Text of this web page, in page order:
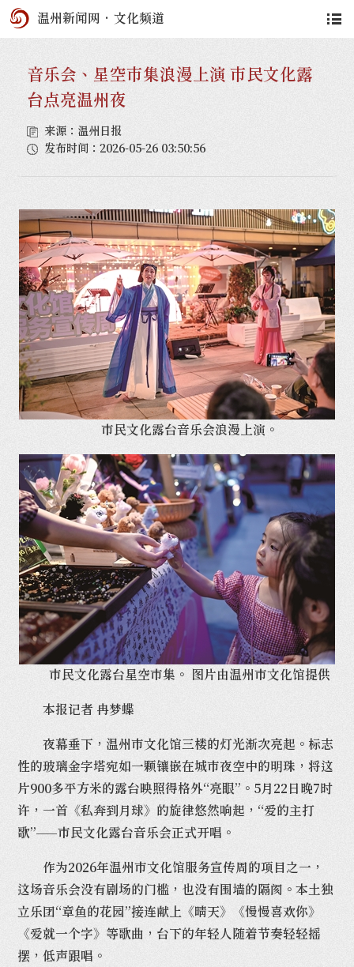
温州新闻网 · 文化频道
音乐会、星空市集浪漫上演 市民文化露
台点亮温州夜
来源：温州日报
发布时间：2026-05-26 03:50:56
市民文化露台音乐会浪漫上演。
市民文化露台星空市集。 图片由温州市文化馆提供
本报记者 冉梦蝶
夜幕垂下，温州市文化馆三楼的灯光渐次亮起。标志
性的玻璃金字塔宛如一颗镶嵌在城市夜空中的明珠，将这
片900多平方米的露台映照得格外“亮眼”。5月22日晚7时
许，一首《私奔到月球》的旋律悠然响起，“爱的主打
歌”——市民文化露台音乐会正式开唱。
作为2026年温州市文化馆服务宣传周的项目之一，
这场音乐会没有剧场的门槛，也没有围墙的隔阂。本土独
立乐团“章鱼的花园”接连献上《晴天》《慢慢喜欢你》
《爱就一个字》等歌曲，台下的年轻人随着节奏轻轻摇
摆，低声跟唱。